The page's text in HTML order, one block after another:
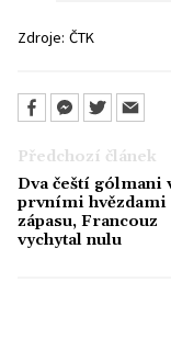
Zdroje: ČTK
Předchozí článek
Dva čeští gólmani
prvními hvězdami
zápasu, Francouz
vychytal nulu